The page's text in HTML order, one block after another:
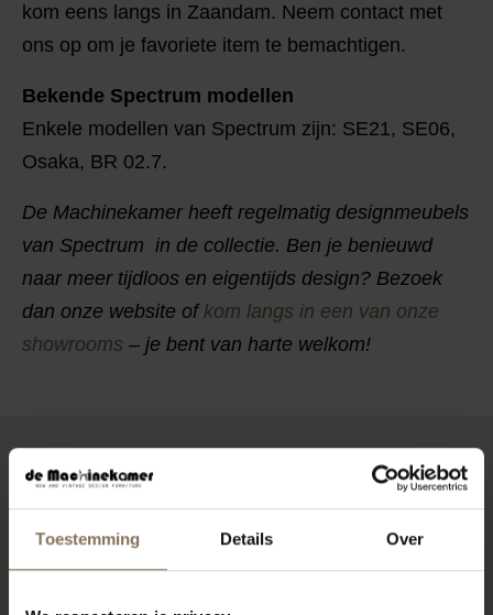
Toestemming Details Over
kom eens langs in Zaandam. Neem contact met
ons op om je favoriete item te bemachtigen.
Bekende Spectrum modellen
Enkele modellen van Spectrum zijn: SE21, SE06,
Osaka, BR 02.7.
De Machinekamer heeft regelmatig designmeubels
van Spectrum in de collectie. Ben je benieuwd
naar meer tijdloos en eigentijds design? Bezoek
dan onze website ofkom langs in een van onze
showrooms – je bent van harte welkom!